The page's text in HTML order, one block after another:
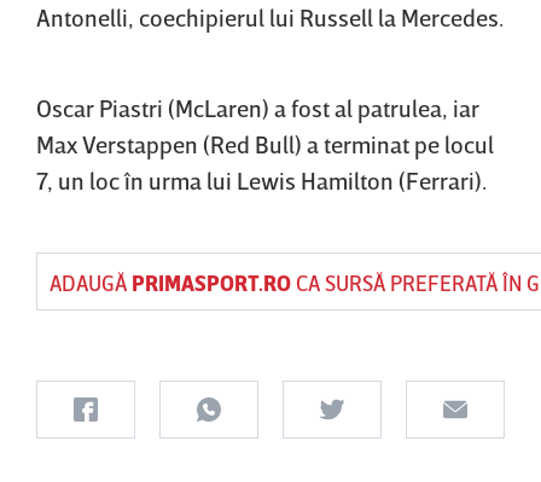
Antonelli, coechipierul lui Russell la Mercedes.
Oscar Piastri (McLaren) a fost al patrulea, iar
Max Verstappen (Red Bull) a terminat pe locul
7, un loc în urma lui Lewis Hamilton (Ferrari).
ADAUGĂ PRIMASPORT.ROCA SURSĂ PREFERATĂ ÎN